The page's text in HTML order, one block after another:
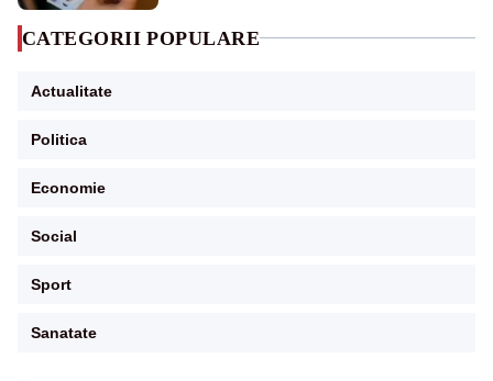
CATEGORII POPULARE
Actualitate
Politica
Economie
Social
Sport
Sanatate